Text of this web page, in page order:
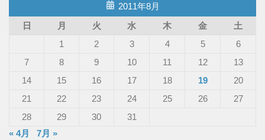
2011年8月
日
月 火 水 木 金
土
1
2 3 4 5
6
7
8 9 10 11 12
13
14
15 16 17 18 19
20
21
22 23 24 25 26
27
28
29 30
31
« 4月
7月 »